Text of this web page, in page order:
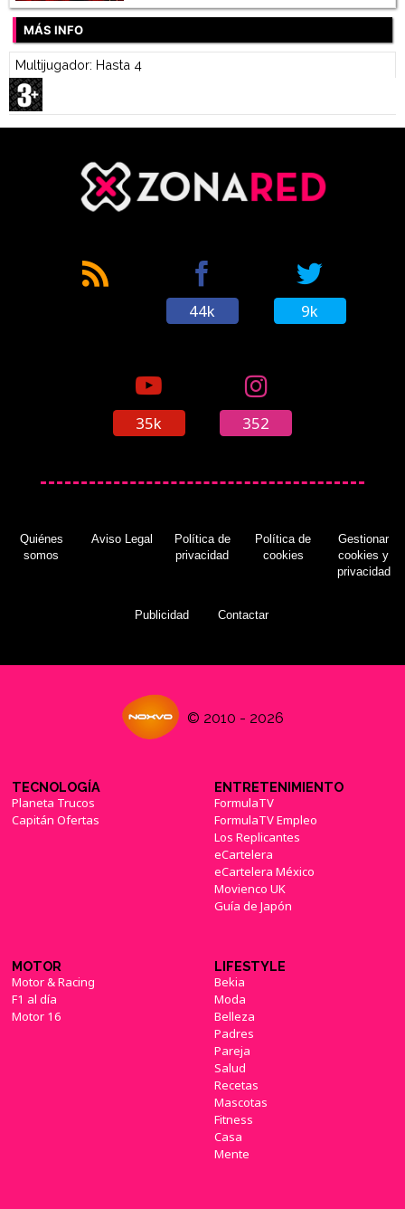
MÁS INFO
Multijugador: Hasta 4
44k 9k
35k 352
Quiénes
somos
Aviso Legal
Política de
privacidad
Política de
cookies
Gestionar
cookies y
privacidad
Publicidad Contactar
© 2010 - 2026
TECNOLOGÍA
Planeta Trucos
Capitán Ofertas
ENTRETENIMIENTO
FormulaTV
FormulaTV Empleo
Los Replicantes
eCartelera
eCartelera México
Movienco UK
Guía de Japón
MOTOR
Motor & Racing
F1 al día
Motor 16
LIFESTYLE
Bekia
Moda
Belleza
Padres
Pareja
Salud
Recetas
Mascotas
Fitness
Casa
Mente